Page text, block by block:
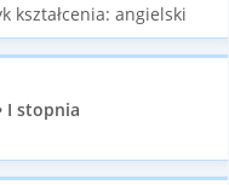
kształcenia: angielski
I stopnia